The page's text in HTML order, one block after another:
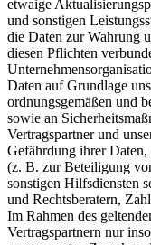
etwaige
und sonstigen
die Daten zur Wahrung
diesen Pflichten
Daten auf Grundlage
ordnungsgemäßen und
sowie an
Vertragspartner und
Gefährdung ihrer
(z. B. zur Beteiligung
sonstigen Hilfsdiensten
und Rechtsberatern,
Im Rahmen des
Vertragspartnern nur